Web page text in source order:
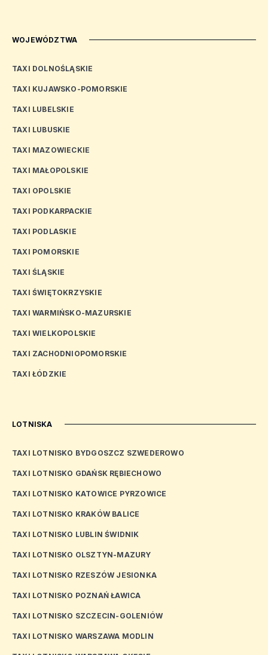
WOJEWÓDZTWA
TAXI DOLNOŚLĄSKIE
TAXI KUJAWSKO-POMORSKIE
TAXI LUBELSKIE
TAXI LUBUSKIE
TAXI MAZOWIECKIE
TAXI MAŁOPOLSKIE
TAXI OPOLSKIE
TAXI PODKARPACKIE
TAXI PODLASKIE
TAXI POMORSKIE
TAXI ŚLĄSKIE
TAXI ŚWIĘTOKRZYSKIE
TAXI WARMIŃSKO-MAZURSKIE
TAXI WIELKOPOLSKIE
TAXI ZACHODNIOPOMORSKIE
TAXI ŁÓDZKIE
LOTNISKA
TAXI LOTNISKO BYDGOSZCZ SZWEDEROWO
TAXI LOTNISKO GDAŃSK RĘBIECHOWO
TAXI LOTNISKO KATOWICE PYRZOWICE
TAXI LOTNISKO KRAKÓW BALICE
TAXI LOTNISKO LUBLIN ŚWIDNIK
TAXI LOTNISKO OLSZTYN-MAZURY
TAXI LOTNISKO RZESZÓW JESIONKA
TAXI LOTNISKO POZNAŃ ŁAWICA
TAXI LOTNISKO SZCZECIN-GOLENIÓW
TAXI LOTNISKO WARSZAWA MODLIN